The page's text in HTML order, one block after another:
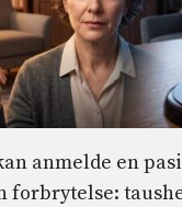
anmelde en
forbrytelse: